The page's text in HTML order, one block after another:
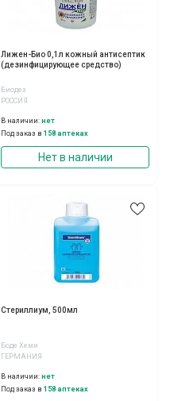
Лижен-Био 0,1л кожный антисептик
(дезинфицирующее средство)
Биодез
РОССИЯ
В наличии: нет
Под заказ в 158 аптеках
Нет в наличии
Стериллиум, 500мл
Боде Хеми
ГЕРМАНИЯ
В наличии: нет
Под заказ в 158 аптеках